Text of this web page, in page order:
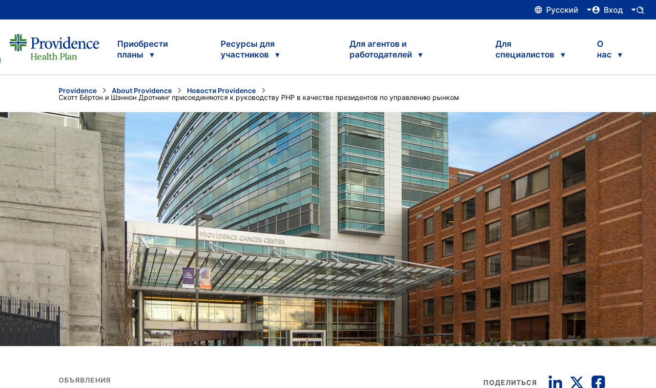
Русский Вход
Приобрести
планы
Ресурсы для
участников
Для агентов и
работодателей
Для
специалистов
О
нас
Providence About Providence
Новости Providence
Current:
Скотт Бёртон и Шэннон Дротнинг присоединяются к руководству PHP в качестве президентов по управлению рынком
ОБЪЯВЛЕНИЯ ПОДЕЛИТЬСЯ